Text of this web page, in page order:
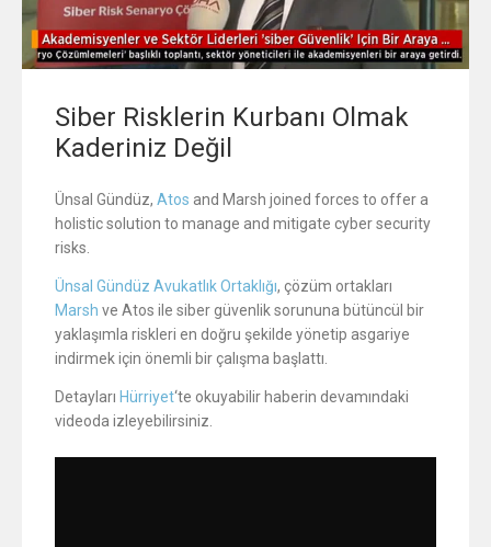
Siber Risklerin Kurbanı Olmak
Kaderiniz Değil
Ünsal Gündüz, Atos and Marsh joined forces to offer a
holistic solution to manage and mitigate cyber security
risks.
Ünsal Gündüz Avukatlık Ortaklığı, çözüm ortakları
Marsh ve Atos ile siber güvenlik sorununa bütüncül bir
yaklaşımla riskleri en doğru şekilde yönetip asgariye
indirmek için önemli bir çalışma başlattı.
Detayları Hürriyet‘te okuyabilir haberin devamındaki
videoda izleyebilirsiniz.